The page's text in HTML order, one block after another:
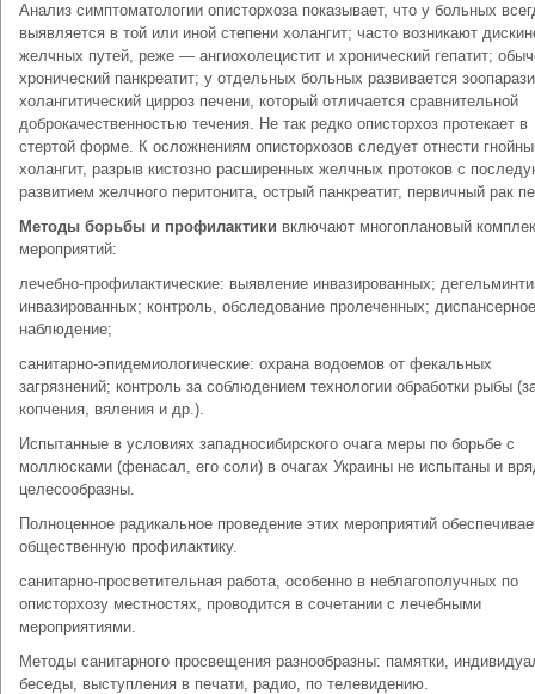
Анализ симптоматологии описторхоза показывает, что у больных
выявляется в той или иной степени холангит; часто возникают
желчных путей, реже — ангиохолецистит и хронический гепатит;
хронический панкреатит; у отдельных больных развивается
холангитический цирроз печени, который отличается сравнительной
доброкачественностью течения. Не так редко описторхоз протекает в
стертой форме. К осложнениям описторхозов следует отнести
холангит, разрыв кистозно расширенных желчных протоков с
развитием желчного перитонита, острый панкреатит, первичный рак
Методы борьбы и профилактики включают многоплановый
мероприятий:
лечебно-профилактические: выявление инвазированных;
инвазированных; контроль, обследование пролеченных; диспансерное
наблюдение;
санитарно-эпидемиологические: охрана водоемов от фекальных
загрязнений; контроль за соблюдением технологии обработки рыбы
копчения, вяления и др.).
Испытанные в условиях западносибирского очага меры по борьбе с
моллюсками (фенасал, его соли) в очагах Украины не испытаны и
целесообразны.
Полноценное радикальное проведение этих мероприятий
общественную профилактику.
санитарно-просветительная работа, особенно в неблагополучных по
описторхозу местностях, проводится в сочетании с лечебными
мероприятиями.
Методы санитарного просвещения разнообразны: памятки,
беседы, выступления в печати, радио, по телевидению.